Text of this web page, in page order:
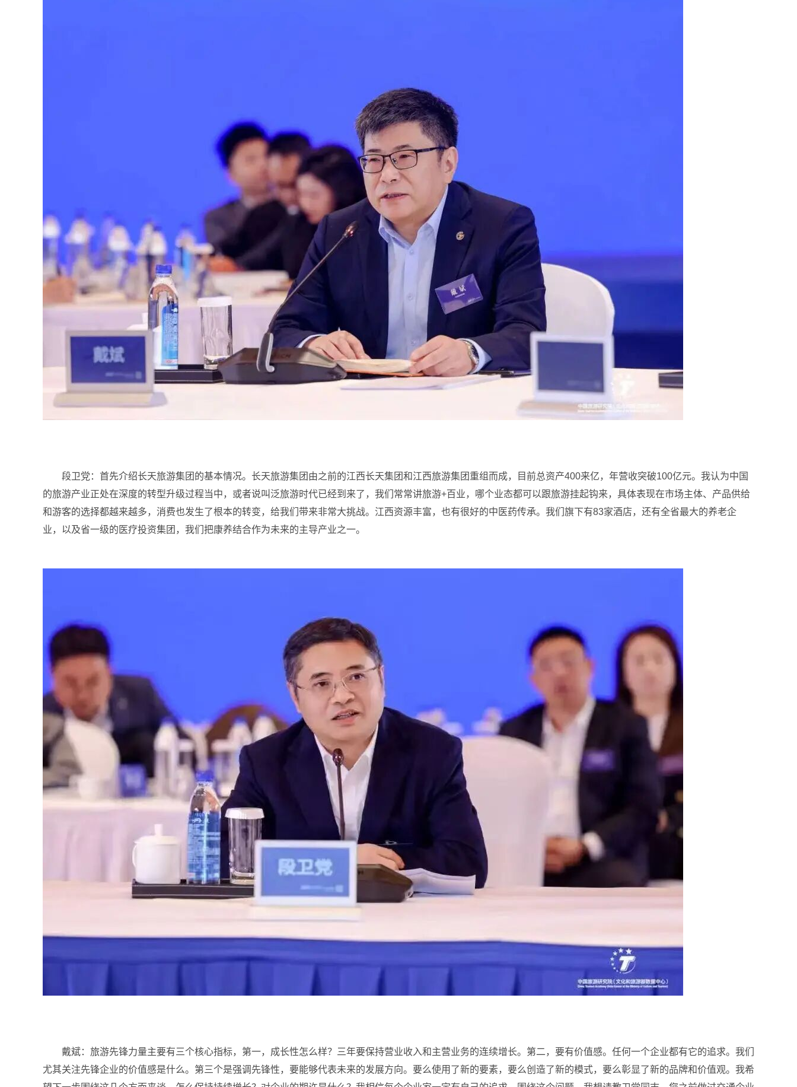
段卫党： 首先介绍长天旅游集团的基本情况。长天旅游集团由之前的江西长天集团和江西旅游集团重组而成，目前总资产400来亿，年营收突破100亿元。我认为中国
的旅游产业正处在深度的转型升级过程当中，或者说叫泛旅游时代已经到来了，我们常常讲旅游+百业，哪个业态都可以跟旅游挂起钩来，具体表现在市场主体、产品供给
和游客的选择都越来越多，消费也发生了根本的转变，给我们带来非常大挑战。江西资源丰富，也有很好的中医药传承。我们旗下有83家酒店，还有全省最大的养老企
业，以及省一级的医疗投资集团，我们把康养结合作为未来的主导产业之一。
戴斌： 旅游先锋力量主要有三个核心指标，第一，成长性怎么样？三年要保持营业收入和主营业务的连续增长。第二，要有价值感。任何一个企业都有它的追求。我们
尤其关注先锋企业的价值感是什么。第三个是强调先锋性，要能够代表未来的发展方向。要么使用了新的要素，要么创造了新的模式，要么彰显了新的品牌和价值观。我希